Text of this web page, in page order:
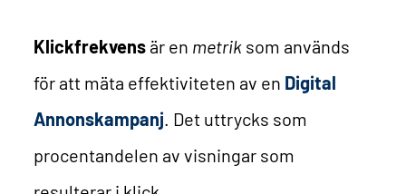
Klickfrekvens är en metrik som används
för att mäta effektiviteten av en Digital
Annonskampanj . Det uttrycks som
procentandelen av visningar som